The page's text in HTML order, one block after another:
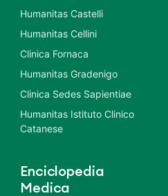
Humanitas Castelli
Humanitas Cellini
Clinica Fornaca
Humanitas Gradenigo
Clinica Sedes Sapientiae
Humanitas Istituto Clinico
Catanese
Enciclopedia
Medica